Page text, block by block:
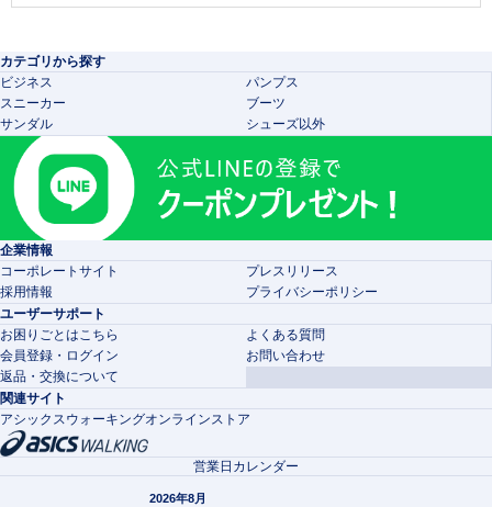
カテゴリから探す
ビジネス
パンプス
スニーカー
ブーツ
サンダル
シューズ以外
企業情報
コーポレートサイト
プレスリリース
採用情報
プライバシーポリシー
ユーザーサポート
お困りごとはこちら
よくある質問
会員登録・ログイン
お問い合わせ
返品・交換について
関連サイト
アシックスウォーキングオンラインストア
営業日カレンダー
2026年8月